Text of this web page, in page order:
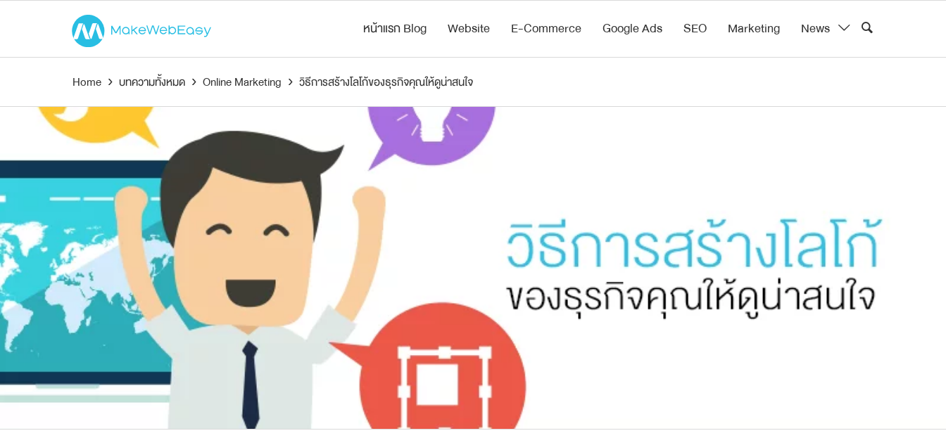
หน้าแรก Blog Website E-Commerce Google Ads SEO Marketing News
Home › บทความทั้งหมด › Online Marketing › วิธีการสร้างโลโก้ของธุรกิจคุณให้ดูน่าสนใจ